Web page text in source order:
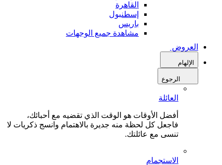
القاهرة
إسطنبول
باريس
مشاهدة جميع الوجهات
العروض
الإلهام
الرجوع
العائلة
أفضل الأوقات هو الوقت الذي تقضيه مع أحبائك،
فاجعل كل لحظة منه جديرة بالاهتمام وانسج ذكريات لا
تنسى مع عائلتك.
الاستجمام